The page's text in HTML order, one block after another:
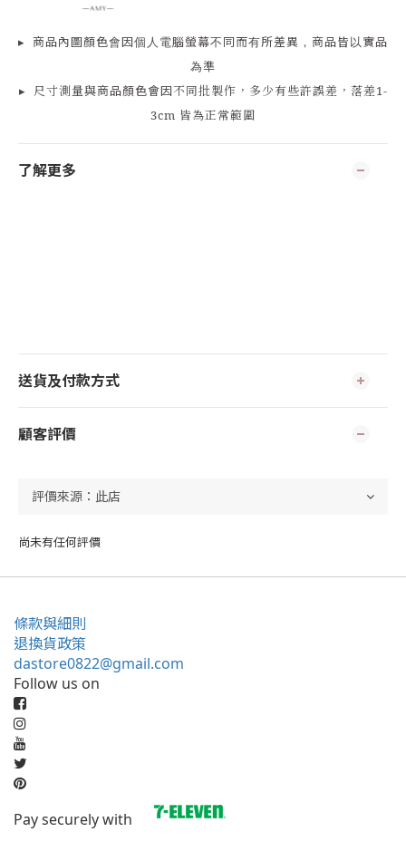
▸ 商品內圖顏色會因個人電腦螢幕不同而有所差異，商品皆以實品
為準
▸ 尺寸測量與商品顏色會因不同批製作，多少有些許誤差，落差1-
3cm 皆為正常範圍
了解更多
送貨及付款方式
顧客評價
尚未有任何評價
條款與細則
退換貨政策
dastore0822@gmail.com
Follow us on
Pay securely with